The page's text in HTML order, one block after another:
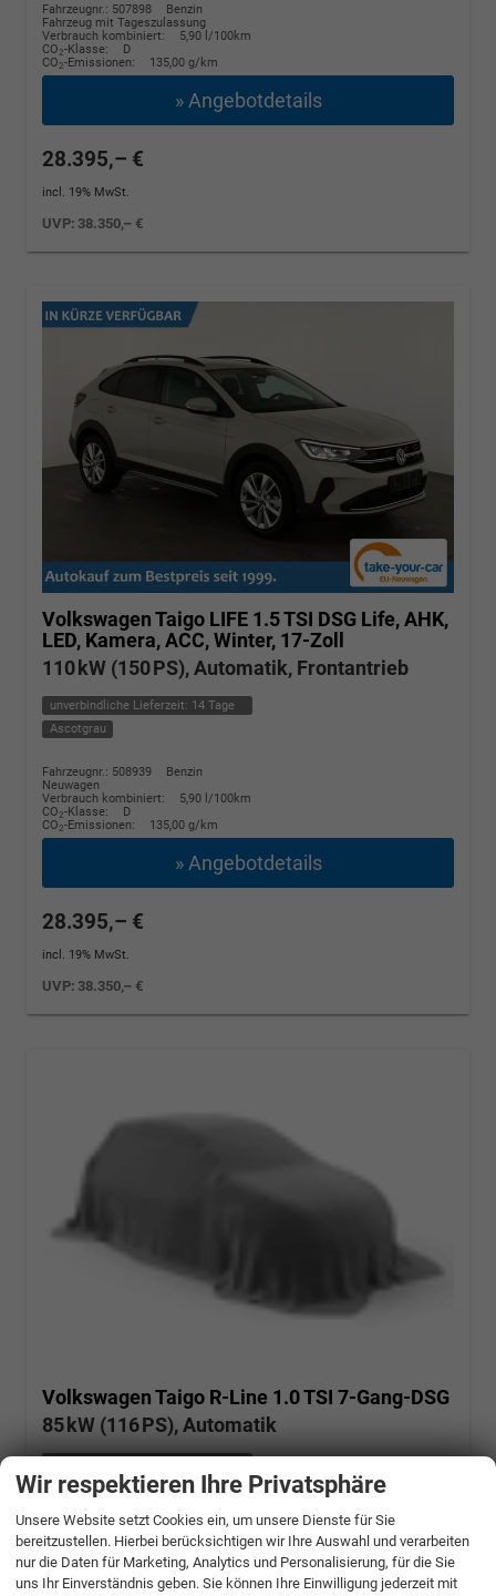
Fahrzeugnr.: 507898
Benzin
Fahrzeug mit Tageszulassung
Verbrauch kombiniert:
5,90 l/100km
CO2-Klasse:
D
CO2-Emissionen: 135,00 g/km
» Angebotdetails
28.395,– €
incl. 19% MwSt.
UVP: 38.350,– €
Volkswagen Taigo LIFE 1.5 TSI DSG Life, AHK,
LED, Kamera, ACC, Winter, 17-Zoll
110 kW (150 PS), Automatik, Frontantrieb
unverbindliche Lieferzeit: 14 Tage
Ascotgrau
Fahrzeugnr.: 508939
Benzin
Neuwagen
Verbrauch kombiniert:
5,90 l/100km
CO2-Klasse:
D
CO2-Emissionen: 135,00 g/km
» Angebotdetails
28.395,– €
incl. 19% MwSt.
UVP: 38.350,– €
Volkswagen Taigo R-Line 1.0 TSI 7-Gang-DSG
85 kW (116 PS), Automatik
Kings Red Metallic (Dach in Schwarz)
Fahrzeugnr.: 508295
Benzin
Neuwagen
Verbrauch kombiniert:
5,50 l/100km
CO -Klasse:
D
CO2 -Emissionen: 126,00 g/km
Wir respektieren Ihre Privatsphäre
Unsere Website setzt Cookies ein, um unsere Dienste für Sie
bereitzustellen. Hierbei berücksichtigen wir Ihre Auswahl und verarbeiten
nur die Daten für Marketing, Analytics und Personalisierung, für die Sie
uns Ihr Einverständnis geben. Sie können Ihre Einwilligung jederzeit mit